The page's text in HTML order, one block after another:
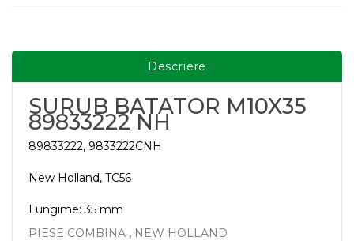
Descriere
SURUB BATATOR M10X35
89833222 NH
89833222, 9833222CNH
New Holland, TC56
Lungime: 35 mm
PIESE COMBINA , NEW HOLLAND